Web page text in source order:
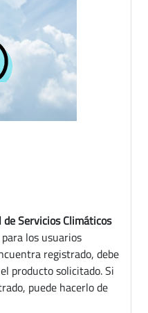
de Servicios Climáticos
los usuarios
registrado, debe
producto solicitado. Si
puede hacerlo de